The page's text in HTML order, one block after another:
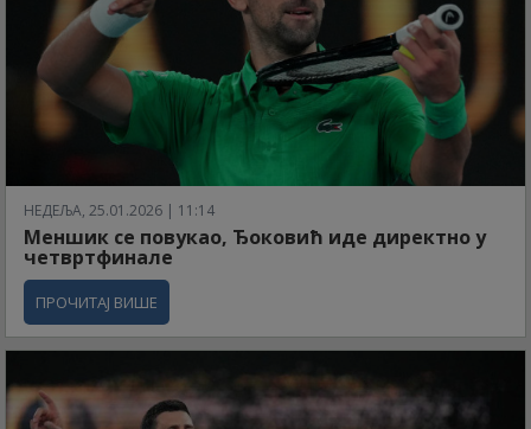
НЕДЕЉА, 25.01.2026 | 11:14
Меншик се повукао, Ђоковић иде директно у
четвртфинале
ПРОЧИТАЈ ВИШЕ